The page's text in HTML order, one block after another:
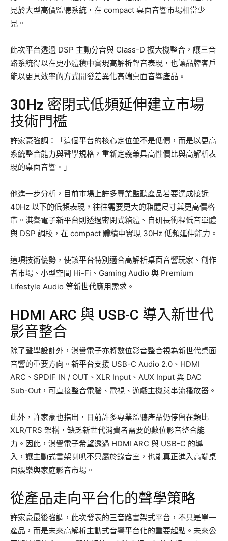
見於大型高價監聽系統，在 compact 桌面音響市場相當少
見。
此次平台透過 DSP 主動分音與 Class-D 擴大機整合，讓三音
路系統得以在更小體積中實現高解析聲音表現，也讓品牌客戶
能以更具效率的方式開發差異化高端桌面音響產品。
30Hz 密閉式低頻延伸建立市場
技術門檻
許家豪強調：「這個平台的核心定位並不是低價，而是以更高
系統整合能力與聲學規格，重新定義兼具高性價比與高解析表
現的桌面音響。」
他進一步分析，目前市場上許多專業監聽產品若要達成接近
40Hz 以下的低頻表現，往往需要更大的箱體尺寸與更高價格
帶。淇譽電子新平台則透過密閉式箱體、自研長衝程低音單體
與 DSP 調校，在 compact 體積中實現 30Hz 低頻延伸能力。
這項技術優勢，使該平台特別適合高解析桌面音響玩家、創作
者市場、小型空間 Hi-Fi、Gaming Audio 與 Premium
Lifestyle Audio 等新世代應用需求。
HDMI ARC 與 USB-C 導入新世代
影音整合
除了聲學設計外，淇譽電子亦將數位影音整合視為新世代桌面
音響的重要方向。新平台支援 USB-C Audio 2.0、HDMI
ARC、SPDIF IN / OUT、XLR Input、AUX Input 與 DAC
Sub-Out，可直接整合電腦、電視、遊戲主機與串流播放器。
此外，許家豪也指出，目前許多專業監聽產品仍停留在類比
XLR/TRS 架構，缺乏新世代消費者需要的數位影音整合能
力。因此，淇譽電子希望透過 HDMI ARC 與 USB-C 的導
入，讓主動式書架喇叭不只屬於錄音室，也能真正進入高端桌
面娛樂與家庭影音市場。
從產品走向平台化的聲學策略
許家豪最後強調，此次發表的三音路書架式平台，不只是單一
產品，而是未來高解析主動式音響平台化的重要起點。未來公